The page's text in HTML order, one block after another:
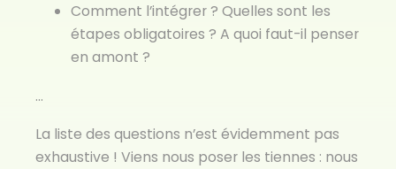
Comment l’intégrer ? Quelles sont les
étapes obligatoires ? A quoi faut-il penser
en amont ?
...
La liste des questions n’est évidemment pas
exhaustive ! Viens nous poser les tiennes : nous